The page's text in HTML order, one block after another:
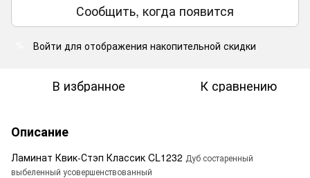
Сообщить, когда появится
Войти для отображения накопительной скидки
В избранное К сравнению
Описание
Ламинат Квик-Стэп Классик CL1232 Дуб состаренный
выбеленный усовершенствованный